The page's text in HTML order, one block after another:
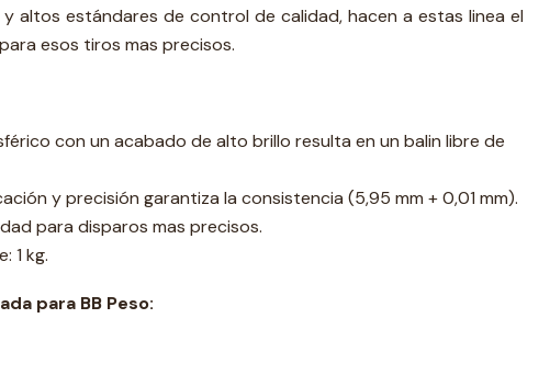
altos estándares de control de calidad, hacen a estas linea el
esos tiros mas precisos.
con un acabado de alto brillo resulta en un balin libre de
y precisión garantiza la consistencia (5,95 mm + 0,01 mm).
para disparos mas precisos.
1 kg.
para BB Peso: